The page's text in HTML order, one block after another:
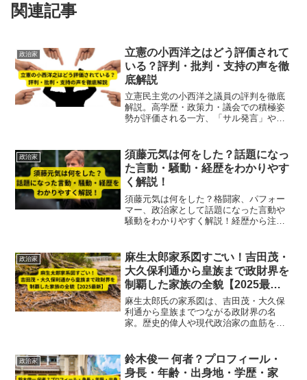
関連記事
政治家
立憲の小西洋之はどう評価されて
いる？評判・批判・支持の声を徹
底解説
立憲民主党の小西洋之議員の評判を徹底
解説。高学歴・政策力・議会での積極姿
勢が評価される一方、「サル発言」や過
わかりやすく紹介します【2025最新】
政治家
須藤元気は何をした？話題になっ
た言動・騒動・経歴をわかりやす
く解説！
須藤元気は何をした？格闘家、パフォー
マー、政治家として話題になった言動や
騒動をわかりやすく解説！経歴から注目
政治家
麻生太郎家系図すごい！吉田茂・
大久保利通から皇族まで政財界を
制覇した家族の全貌【2025最
新】
麻生太郎氏の家系図は、吉田茂・大久保
利通から皇族までつながる政財界の名
家。歴史的偉人や現代政治家の血筋を徹
政治家
鈴木俊一 何者？プロフィール・
身長・年齢・出身地・学歴・家